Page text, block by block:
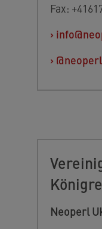
Fax:
›
›
Neoperl